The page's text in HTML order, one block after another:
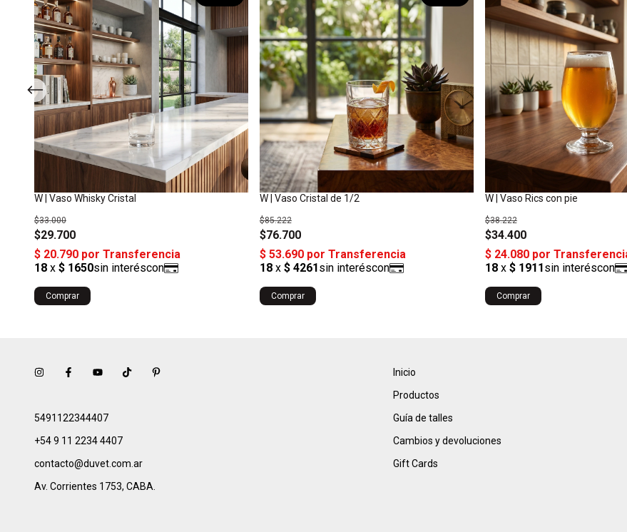
W | Vaso Whisky Cristal
$29.700
$33.000
Comprar
W | Vaso Cristal de 1/2
$76.700
$85.222
Comprar
W | Vaso Rics con pie
$34.400
$38.222
5491122344407
+54 9 11 2234 4407
contacto@duvet.com.ar
Av. Corrientes 1753, CABA.
Inicio
Productos
Guía de talles
Cambios y devoluciones
Gift Cards